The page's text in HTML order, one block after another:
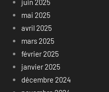
juin 2025
mai 2025
avril 2025
mars 2025
février 2025
janvier 2025
décembre 2024